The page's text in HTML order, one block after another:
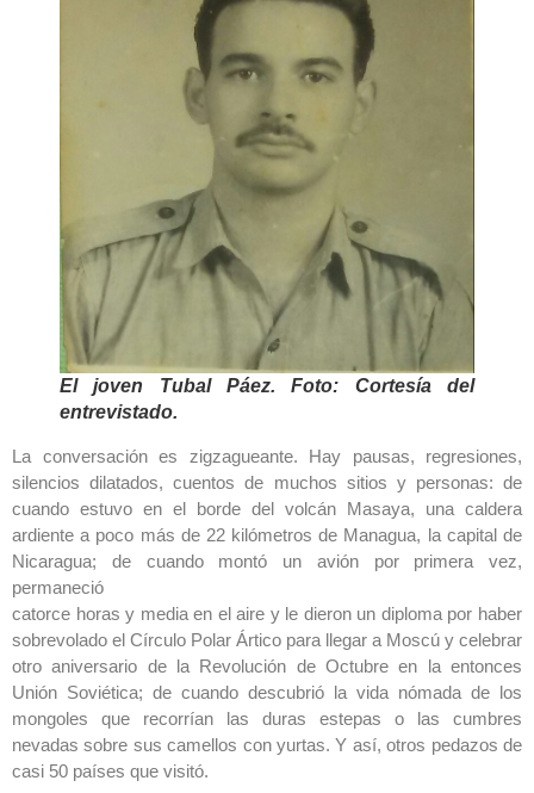
El joven Tubal Páez. Foto: Cortesía del
entrevistado.
La conversación es zigzagueante. Hay pausas, regresiones,
silencios dilatados, cuentos de muchos sitios y personas: de
cuando estuvo en el borde del volcán Masaya, una caldera
ardiente a poco más de 22 kilómetros de Managua, la capital de
Nicaragua; de cuando montó un avión por primera vez,
permaneció
catorce horas y media en el aire y le dieron un diploma por haber
sobrevolado el Círculo Polar Ártico para llegar a Moscú y celebrar
otro aniversario de la Revolución de Octubre en la entonces
Unión Soviética; de cuando descubrió la vida nómada de los
mongoles que recorrían las duras estepas o las cumbres
nevadas sobre sus camellos con yurtas. Y así, otros pedazos de
casi 50 países que visitó.